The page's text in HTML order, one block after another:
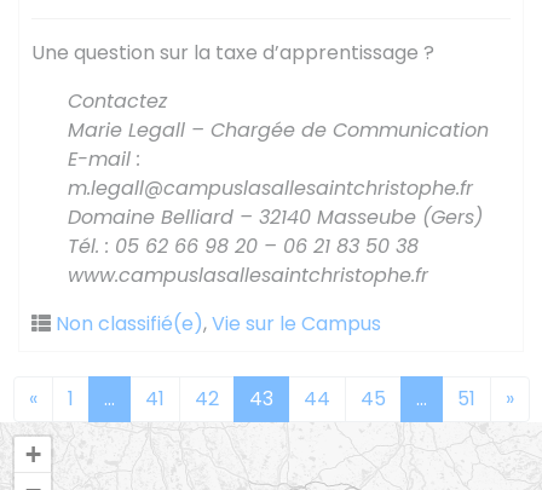
Une question sur la taxe d’apprentissage ?
Contactez
Marie Legall – Chargée de Communication
E-mail :
m.legall@campuslasallesaintchristophe.fr
Domaine Belliard – 32140 Masseube (Gers)
Tél. : 05 62 66 98 20 – 06 21 83 50 38
www.campuslasallesaintchristophe.fr
Non classifié(e),Vie sur le Campus
« 1 … 41 42 43 44 45 … 51 »
+